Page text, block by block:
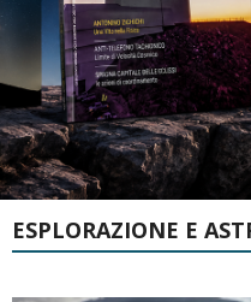
ESPLORAZIONE E